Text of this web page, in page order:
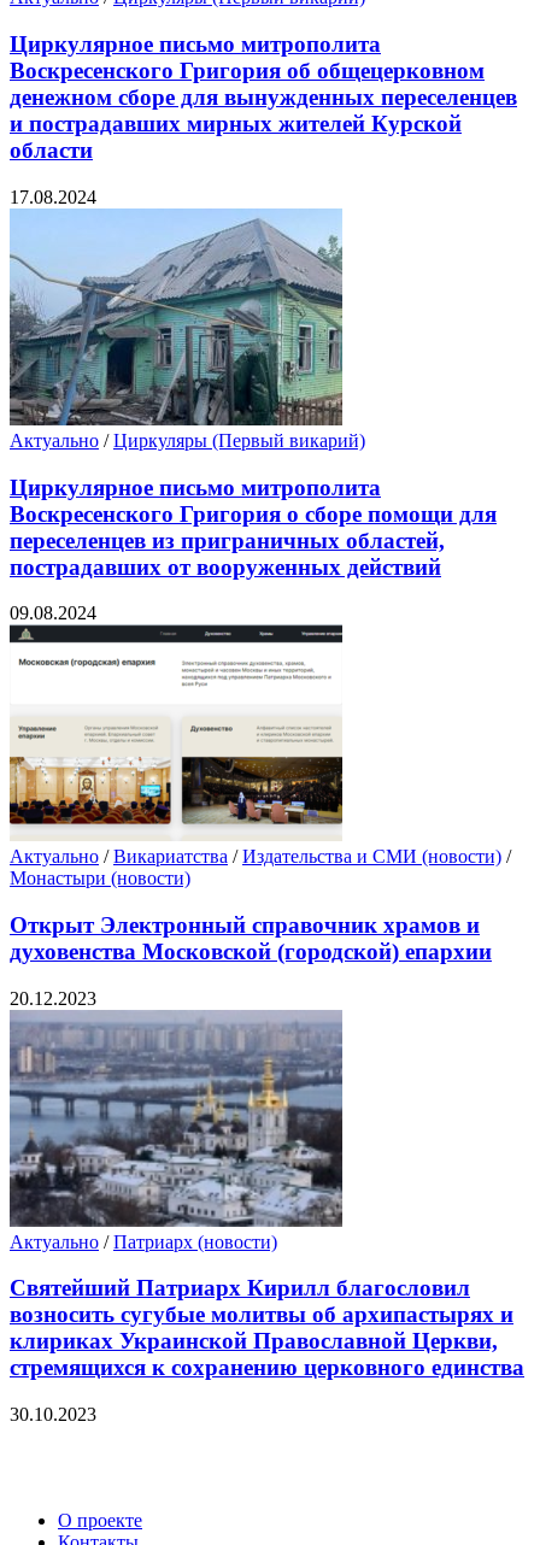
Циркулярное письмо митрополита
Воскресенского Григория об общецерковном
денежном сборе для вынужденных переселенцев
и пострадавших мирных жителей Курской
области
17.08.2024
Актуально /Циркуляры (Первый викарий)
Циркулярное письмо митрополита
Воскресенского Григория о сборе помощи для
переселенцев из приграничных областей,
пострадавших от вооруженных действий
09.08.2024
Актуально /Викариатства /Издательства и СМИ (новости) /
Монастыри (новости)
Открыт Электронный справочник храмов и
духовенства Московской (городской) епархии
20.12.2023
Актуально /Патриарх (новости)
Святейший Патриарх Кирилл благословил
возносить сугубые молитвы об архипастырях и
клириках Украинской Православной Церкви,
стремящихся к сохранению церковного единства
30.10.2023
О проекте